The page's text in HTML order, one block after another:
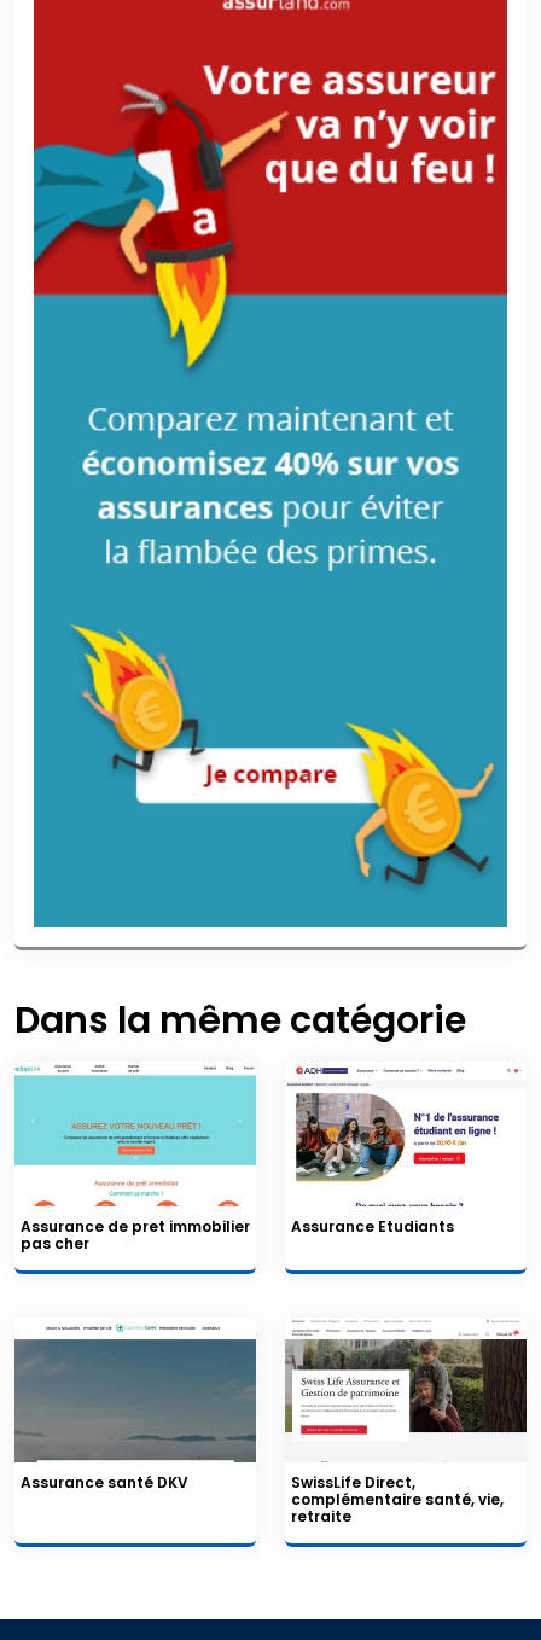
Dans la même catégorie
Assurance de pret immobilier
pas cher
Assurance Etudiants
Assurance santé DKV
SwissLife Direct,
complémentaire santé, vie,
retraite